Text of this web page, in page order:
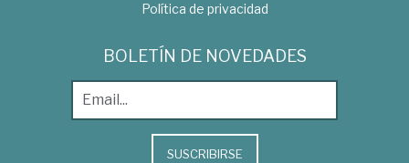
Política de privacidad
BOLETÍN DE NOVEDADES
SUSCRIBIRSE